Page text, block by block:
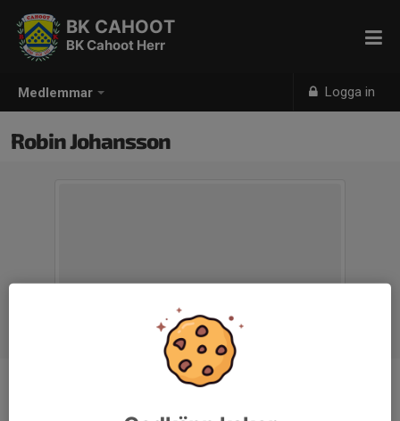
Medlemmar Logga in
BK CAHOOT
BK Cahoot Herr
Robin Johansson